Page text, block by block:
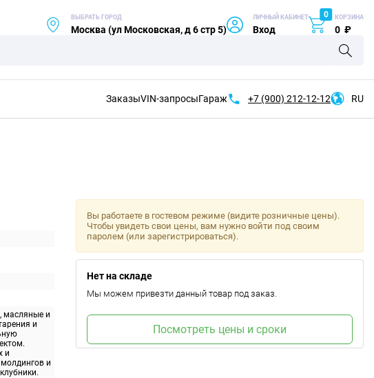
ВЫБРАТЬ ГОРОД
Москва (ул Московская, д 6 стр 5)
ЛИЧНЫЙ КАБИНЕТ
Вход
0 КОРЗИНА
0 ₽
ЗаказыVIN-запросыГараж +7 (900) 212-12-12 RU
масляные и
и
и
и
Вы работаете в гостевом режиме (видите розничные цены).
Чтобы увидеть свои цены, вам нужно войти под своим
паролем (или зарегистрироваться).
Нет на складе
Мы можем привезти данный товар под заказ.
Посмотреть цены и сроки